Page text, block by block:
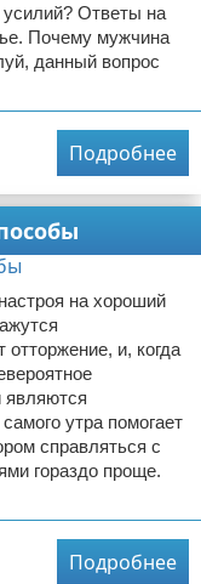
Ответы на
Почему мужчина
данный вопрос
Подробнее
на хороший
и, когда
являются
утра помогает
справляться с
гораздо проще.
Подробнее